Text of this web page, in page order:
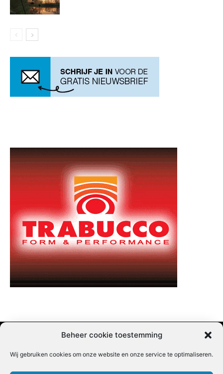
Beheer cookie toestemming
Wij gebruiken cookies om onze website en onze service te optimaliseren.